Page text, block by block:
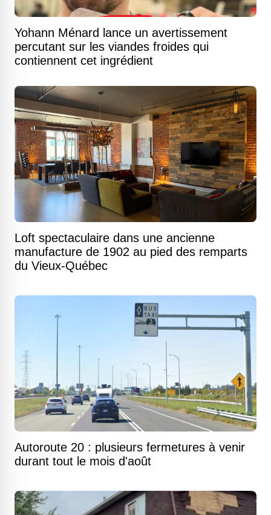
Yohann Ménard lance un avertissement
percutant sur les viandes froides qui
contiennent cet ingrédient
Loft spectaculaire dans une ancienne
manufacture de 1902 au pied des remparts
du Vieux-Québec
Autoroute 20 : plusieurs fermetures à venir
durant tout le mois d'août